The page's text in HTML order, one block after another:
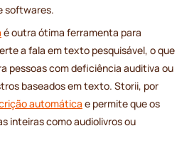
softwares.
é outra ótima ferramenta para
a fala em texto pesquisável, o que
pessoas com deficiência auditiva ou
baseados em texto. Storii, por
automática e permite que os
inteiras como audiolivros ou